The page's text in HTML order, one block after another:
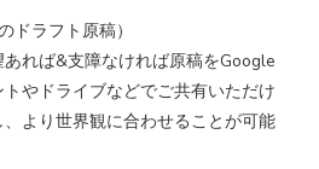
ドラフト原稿）
あれば&支障なければ原稿をGoogle
トやドライブなどでご共有いただけ
より世界観に合わせることが可能